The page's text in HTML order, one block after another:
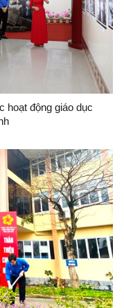
hoạt động giáo dục